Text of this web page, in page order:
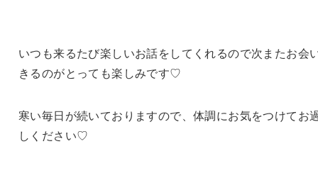
いつも来るたび楽しいお話をしてくれるので次またお会
きるのがとっても楽しみです♡
寒い毎日が続いておりますので、体調にお気をつけてお
しください♡